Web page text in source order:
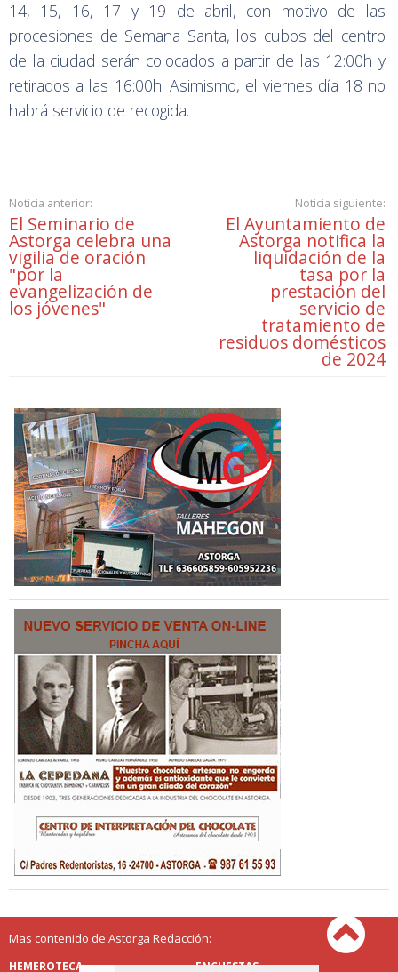
14, 15, 16, 17 y 19 de abril, con motivo de las
procesiones de Semana Santa, los cubos del centro
de la ciudad serán colocados a partir de las 12:00h y
retirados a las 16:00h. Asimismo, el viernes día 18 no
habrá servicio de recogida.
Noticia anterior:
El Seminario de
Astorga celebra una
vigilia de oración
"por la
evangelización de
los jóvenes"
Noticia siguiente:
El Ayuntamiento de
Astorga notifica la
liquidación de la
tasa por la
prestación del
servicio de
tratamiento de
residuos domésticos
de 2024
Mas contenido de Astorga Redacción:
HEMEROTECA ENCUESTAS